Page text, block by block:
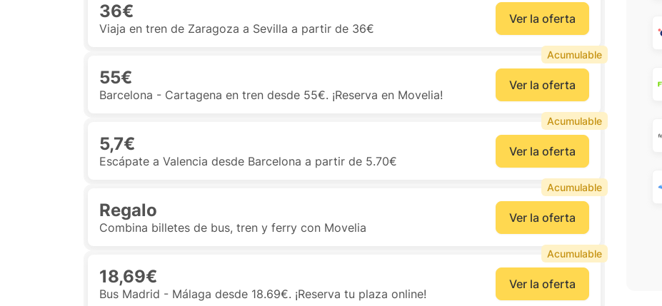
36€
Viaja en tren de Zaragoza a Sevilla a partir de 36€
Ver la oferta
55€
Barcelona - Cartagena en tren desde 55€. ¡Reserva en Movelia!
Ver la oferta
Acumulable
5,7€
Escápate a Valencia desde Barcelona a partir de 5.70€
Ver la oferta
Acumulable
Regalo
Combina billetes de bus, tren y ferry con Movelia
Ver la oferta
Acumulable
18,69€
Bus Madrid - Málaga desde 18.69€. ¡Reserva tu plaza online!
Ver la oferta
Acumulable